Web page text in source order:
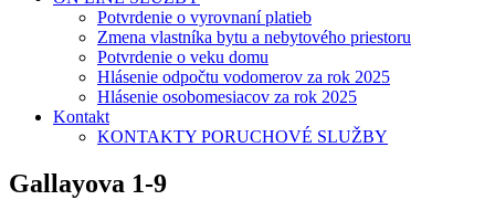
Potvrdenie o vyrovnaní platieb
Zmena vlastníka bytu a nebytového priestoru
Potvrdenie o veku domu
Hlásenie odpočtu vodomerov za rok 2025
Hlásenie osobomesiacov za rok 2025
Kontakt
KONTAKTY PORUCHOVÉ SLUŽBY
Gallayova 1-9